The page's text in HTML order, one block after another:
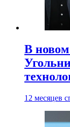
В
12 месяцев